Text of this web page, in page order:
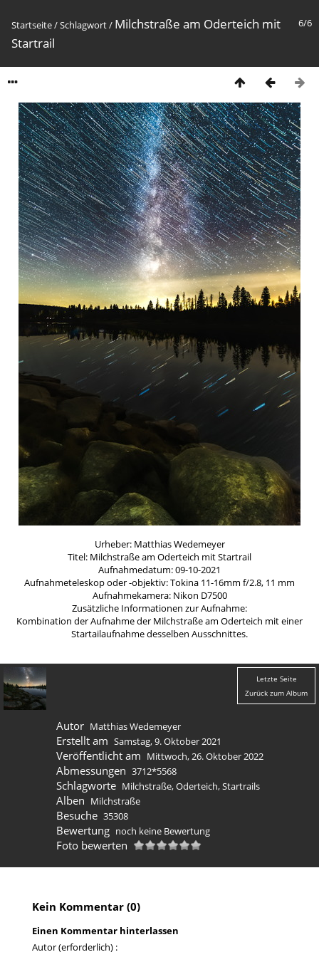
6/6
Startseite/Schlagwort/ Milchstraße am Oderteich mit
Startrail
Urheber: Matthias Wedemeyer
Titel: Milchstraße am Oderteich mit Startrail
Aufnahmedatum: 09-10-2021
Aufnahmeteleskop oder -objektiv: Tokina 11-16mm f/2.8, 11 mm
Aufnahmekamera: Nikon D7500
Zusätzliche Informationen zur Aufnahme:
Kombination der Aufnahme der Milchstraße am Oderteich mit einer
Startailaufnahme desselben Ausschnittes.
Letzte Seite
Zurück zum Album
Autor Matthias Wedemeyer
Erstellt am Samstag, 9. Oktober 2021
Veröffentlicht am Mittwoch, 26. Oktober 2022
Abmessungen 3712*5568
Schlagworte Milchstraße,Oderteich,Startrails
Alben Milchstraße
Besuche 35308
Bewertung noch keine Bewertung
Foto bewerten
Kein Kommentar (0)
Einen Kommentar hinterlassen
Autor (erforderlich) :